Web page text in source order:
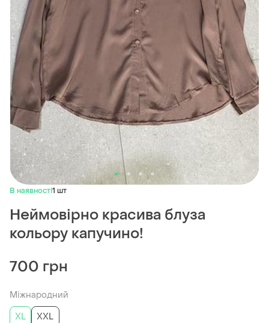
В наявності1 шт
Неймовірно красива блуза
кольору капучино!
700 грн
Міжнародний
XL
XXL